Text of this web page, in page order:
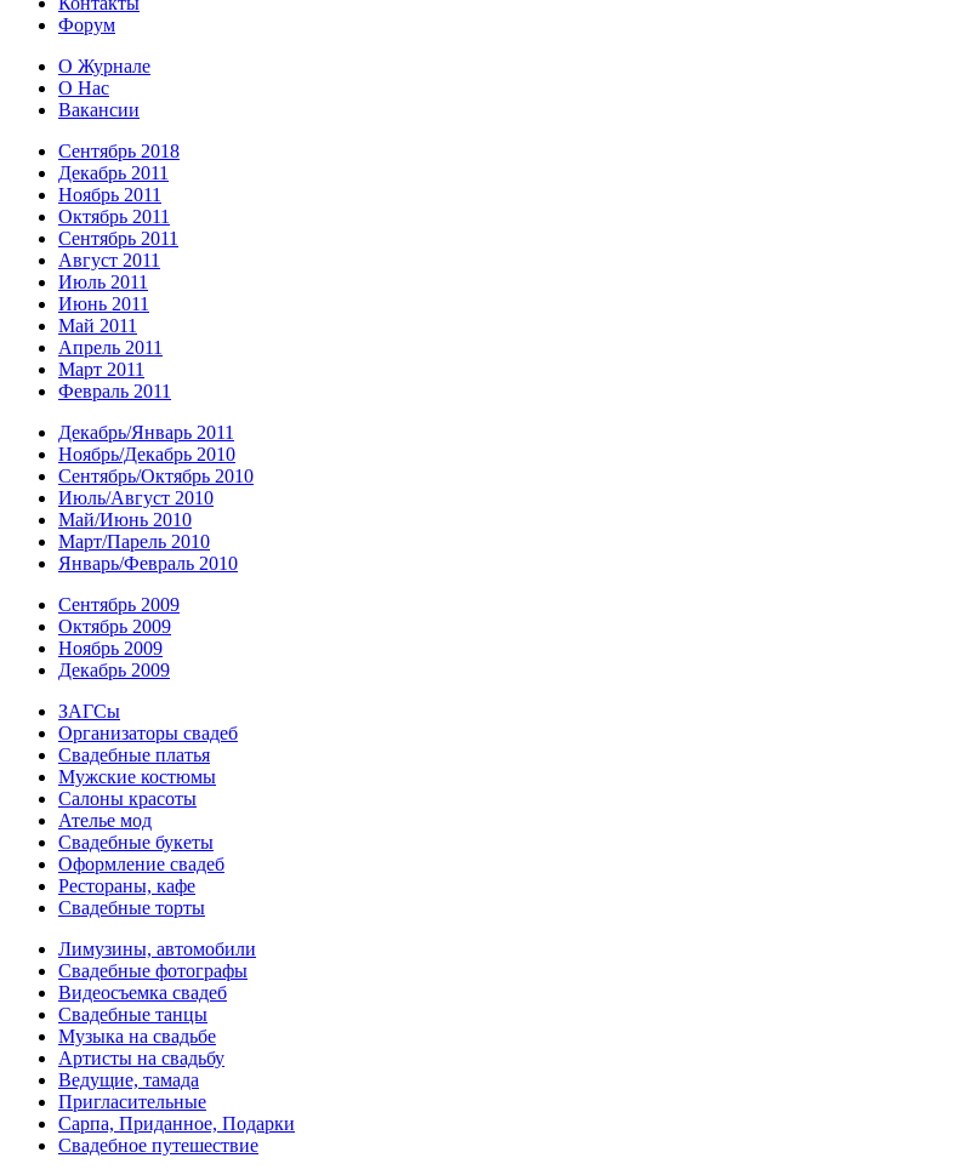
Форум
О Журнале
О Нас
Вакансии
Сентябрь 2018
Декабрь 2011
Ноябрь 2011
Октябрь 2011
Сентябрь 2011
Август 2011
Июль 2011
Июнь 2011
Май 2011
Апрель 2011
Март 2011
Февраль 2011
Декабрь/Январь 2011
Ноябрь/Декабрь 2010
Сентябрь/Октябрь 2010
Июль/Август 2010
Май/Июнь 2010
Март/Парель 2010
Январь/Февраль 2010
Сентябрь 2009
Октябрь 2009
Ноябрь 2009
Декабрь 2009
ЗАГСы
Организаторы свадеб
Свадебные платья
Мужские костюмы
Cалоны красоты
Ателье мод
Свадебные букеты
Оформление свадеб
Рестораны, кафе
Свадебные торты
Лимузины, автомобили
Свадебные фотографы
Видеосъемка свадеб
Свадебные танцы
Музыка на свадьбе
Артисты на свадьбу
Ведущие, тамада
Пригласительные
Сарпа, Приданное, Подарки
Свадебное путешествие